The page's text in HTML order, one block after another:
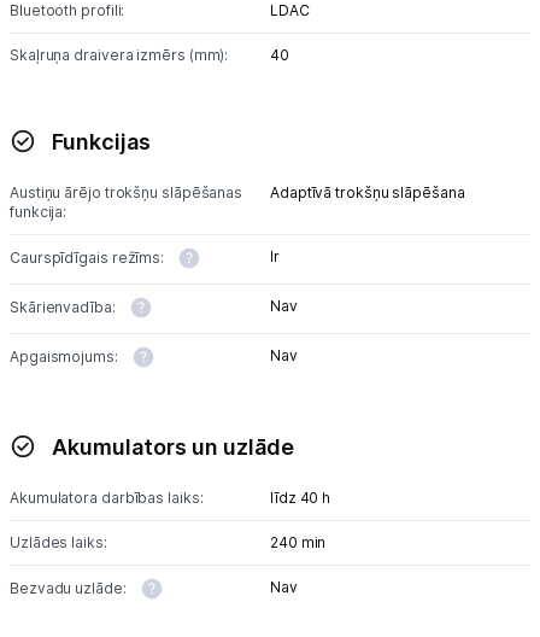
Bluetooth profili: LDAC
Skaļruņa draivera izmērs (mm): 40
Funkcijas
Austiņu ārējo trokšņu slāpēšanas
funkcija:
Adaptīvā trokšņu slāpēšana
Caurspīdīgais režīms: Ir
Skārienvadība: Nav
Apgaismojums: Nav
Akumulators un uzlāde
Akumulatora darbības laiks: līdz 40 h
Uzlādes laiks: 240 min
Bezvadu uzlāde: Nav